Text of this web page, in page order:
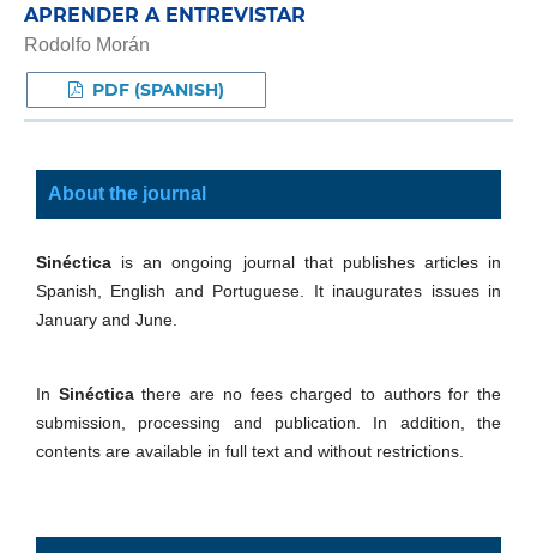
APRENDER A ENTREVISTAR
Rodolfo Morán
PDF (SPANISH)
About the journal
Sinéctica is an ongoing journal that publishes articles in
Spanish, English and Portuguese. It inaugurates issues in
January and June.
In Sinécticathere are no fees charged to authors for the
submission, processing and publication. In addition, the
contents are available in full text and without restrictions.